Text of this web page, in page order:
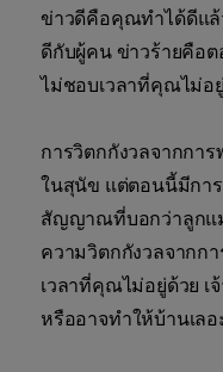
ข่าวดีคือคุณทำได้ดีแล้
ดีกับผู้คน ข่าวร้ายคือ
ไม่ชอบเวลาที่คุณไม่อยู่
การวิตกกังวลจากกา
ในสุนัข แต่ตอนนี้มีกา
สัญญาณที่บอกว่าลูกแ
ความวิตกกังวลจากก
เวลาที่คุณไม่อยู่ด้วย เ
หรืออาจทำให้บ้านเล